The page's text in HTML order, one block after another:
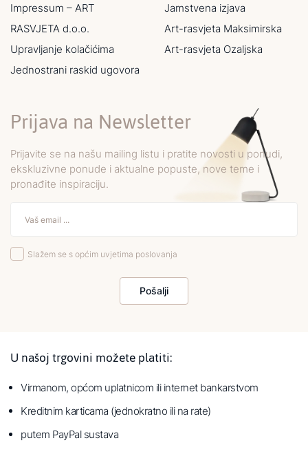
Impressum – ART
RASVJETA d.o.o.
Upravljanje kolačićima
Jednostrani raskid ugovora
Jamstvena izjava
Art-rasvjeta Maksimirska
Art-rasvjeta Ozaljska
Prijava na Newsletter
Prijavite se na našu mailing listu i pratite novosti u ponudi,
ekskluzivne ponude i aktualne popuste, nove teme i
pronađite inspiraciju.
Slažem se s općim uvjetima poslovanja
Pošalji
U našoj trgovini možete platiti:
Virmanom, općom uplatnicom ili internet bankarstvom
Kreditnim karticama (jednokratno ili na rate)
putem PayPal sustava